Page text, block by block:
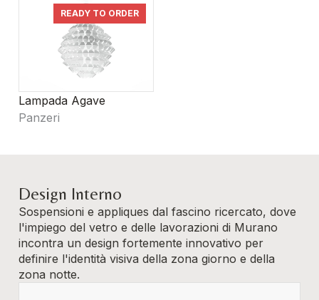
READY TO ORDER
Lampada Agave
Panzeri
Design Interno
Sospensioni e appliques dal fascino ricercato, dove
l'impiego del vetro e delle lavorazioni di Murano
incontra un design fortemente innovativo per
definire l'identità visiva della zona giorno e della
zona notte.